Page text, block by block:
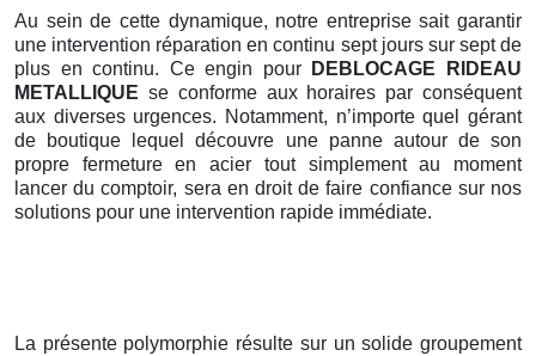
Au sein de cette dynamique, notre entreprise sait garantir
une intervention réparation en continu sept jours sur sept de
plus en continu. Ce engin pour
DEBLOCAGE RIDEAU
METALLIQUE se conforme aux horaires par conséquent
aux diverses urgences. Notamment, n’importe quel gérant
de boutique lequel découvre une panne autour de son
propre fermeture en acier tout simplement au moment
lancer du comptoir, sera en droit de faire confiance sur nos
solutions pour une intervention rapide immédiate.
La présente polymorphie résulte sur un solide groupement